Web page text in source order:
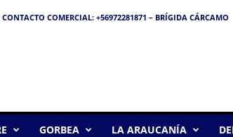
CONTACTO COMERCIAL: +56972281871 – BRÍGIDA CÁRCAMO
GORBEA LA ARAUCANÍA